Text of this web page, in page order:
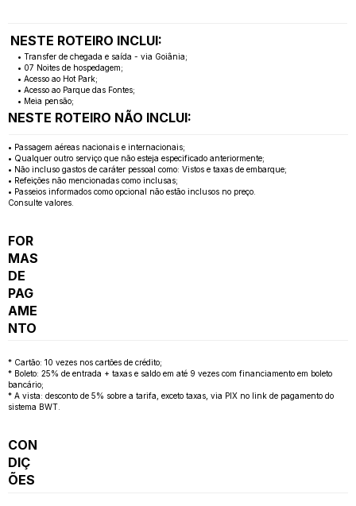
NESTE ROTEIRO INCLUI:
• Transfer de chegada e saída - via Goiânia;
• 07 Noites de hospedagem;
• Acesso ao Hot Park;
• Acesso ao Parque das Fontes;
• Meia pensão;
NESTE ROTEIRO NÃO INCLUI:
• Passagem aéreas nacionais e internacionais;
• Qualquer outro serviço que não esteja especificado anteriormente;
• Não incluso gastos de caráter pessoal como: Vistos e taxas de embarque;
• Refeições não mencionadas como inclusas;
• Passeios informados como opcional não estão inclusos no preço.
Consulte valores.
FOR
MAS
DE
PAG
AME
NTO
* Cartão: 10 vezes nos cartões de crédito;
* Boleto: 25% de entrada + taxas e saldo em até 9 vezes com financiamento em boleto
bancário;
* A vista: desconto de 5% sobre a tarifa, exceto taxas, via PIX no link de pagamento do
sistema BWT.
CON
DIÇ
ÕES